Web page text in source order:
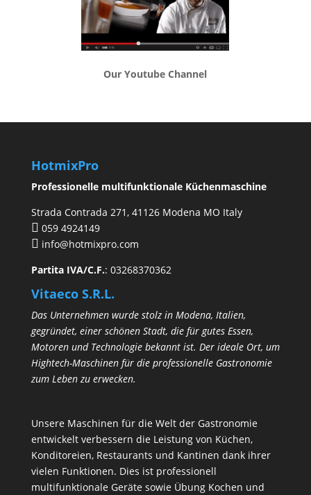
Our Youtube Channel
HotmixPro
Professionelle multifunktionale Küchenmaschine
Strada Contrada 271, 41126 Modena MO Italy
059 4924149
info@hotmixpro.com
Partita IVA/C.F.: 03268370362
Vitaeco S.R.L.
Das Unternehmen wurde stolz in Modena, Italien,
gegründet, einer schönen Stadt, die für gutes Essen,
Motoren und Technologie bekannt ist. Der ideale Ort, um
Hightech-Maschinen für die professionelle Gastronomie
zum Leben zu erwecken.
Unsere Maschinen für die Welt der Gastronomie
entwickelt verbessern die Leistung von Küchen,
Konditoreien, Restaurants und Kantinen dank ihrer
vielen Funktionen. Dies ist professionell
multifunktionale Geräte sowie Übung Kochen und